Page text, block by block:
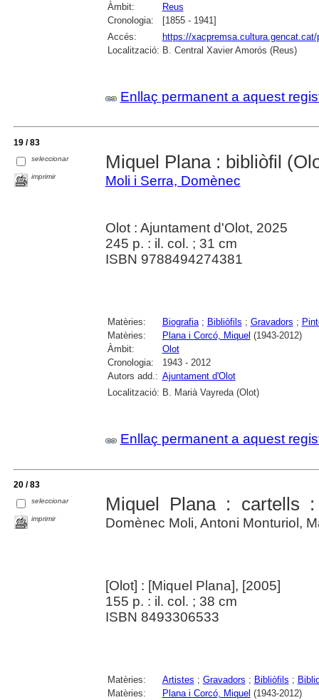
Àmbit:
Reus
Cronologia:
[1855 - 1941]
Accés:
https://
Localització: B. Central Xavier Amorós (Reus)
Enllaç permanent a aquest
19 / 83
seleccionar
imprimir
Miquel Plana : bibliòfil
Moli i Serra, Domènec
Olot : Ajuntament d'Olot, 2025
245 p. : il. col. ; 31 cm
ISBN 9788494274381
Matèries: Biografia; Bibliòfils ; Gravadors ;
Matèries:
Plana i Corcó, Miquel (1943-2012)
Àmbit:
Olot
Cronologia:
1943 - 2012
Autors add.: Ajuntament d'Olot
Localització: B. Marià Vayreda (Olot)
Enllaç permanent a aquest
20 / 83
seleccionar
imprimir
Miquel Plana : cartells :
Domènec Moli, Antoni Monturiol,
[Olot] : [Miquel Plana], [2005]
155 p. : il. col. ; 38 cm
ISBN 8493306533
Matèries: Artistes ; Gravadors ; Bibliòfils ;
Matèries:
Plana i Corcó, Miquel (1943-2012)